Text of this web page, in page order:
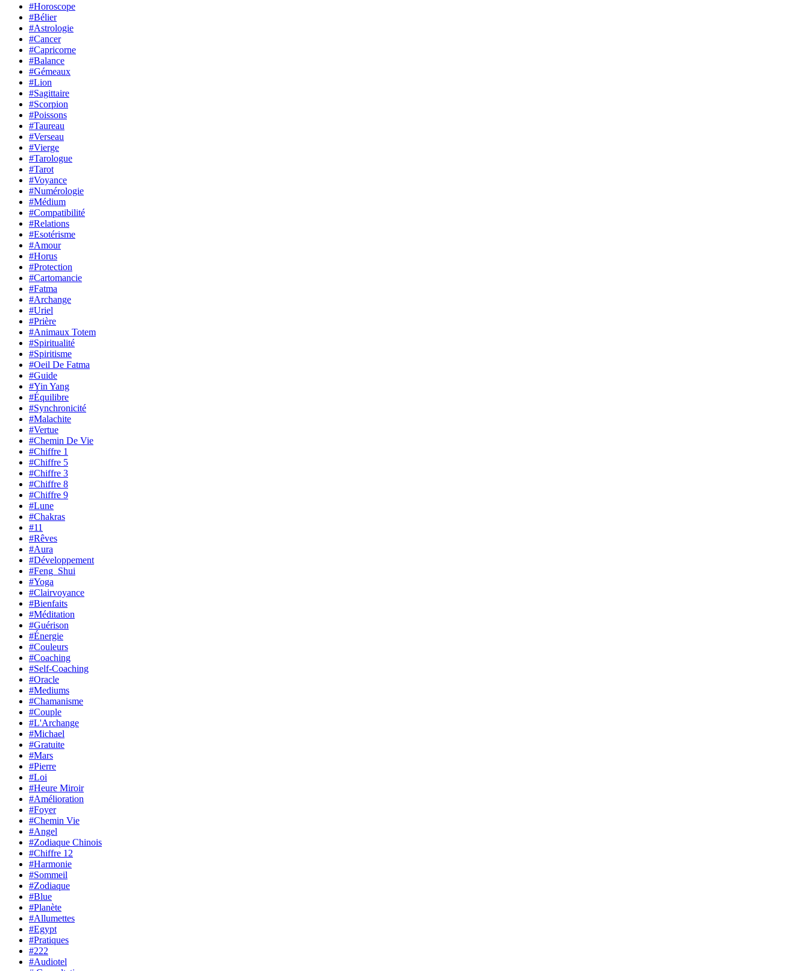
#Horoscope
#Bélier
#Astrologie
#Cancer
#Capricorne
#Balance
#Gémeaux
#Lion
#Sagittaire
#Scorpion
#Poissons
#Taureau
#Verseau
#Vierge
#Tarologue
#Tarot
#Voyance
#Numérologie
#Médium
#Compatibilité
#Relations
#Esotérisme
#Amour
#Horus
#Protection
#Cartomancie
#Fatma
#Archange
#Uriel
#Prière
#Animaux Totem
#Spiritualité
#Spiritisme
#Oeil De Fatma
#Guide
#Yin Yang
#Équilibre
#Synchronicité
#Malachite
#Vertue
#Chemin De Vie
#Chiffre 1
#Chiffre 5
#Chiffre 3
#Chiffre 8
#Chiffre 9
#Lune
#Chakras
#11
#Rêves
#Aura
#Développement
#Feng_Shui
#Yoga
#Clairvoyance
#Bienfaits
#Méditation
#Guérison
#Énergie
#Couleurs
#Coaching
#Self-Coaching
#Oracle
#Mediums
#Chamanisme
#Couple
#L'Archange
#Michael
#Gratuite
#Mars
#Pierre
#Loi
#Heure Miroir
#Amélioration
#Foyer
#Chemin Vie
#Angel
#Zodiaque Chinois
#Chiffre 12
#Harmonie
#Sommeil
#Zodiaque
#Blue
#Planète
#Allumettes
#Egypt
#Pratiques
#222
#Audiotel